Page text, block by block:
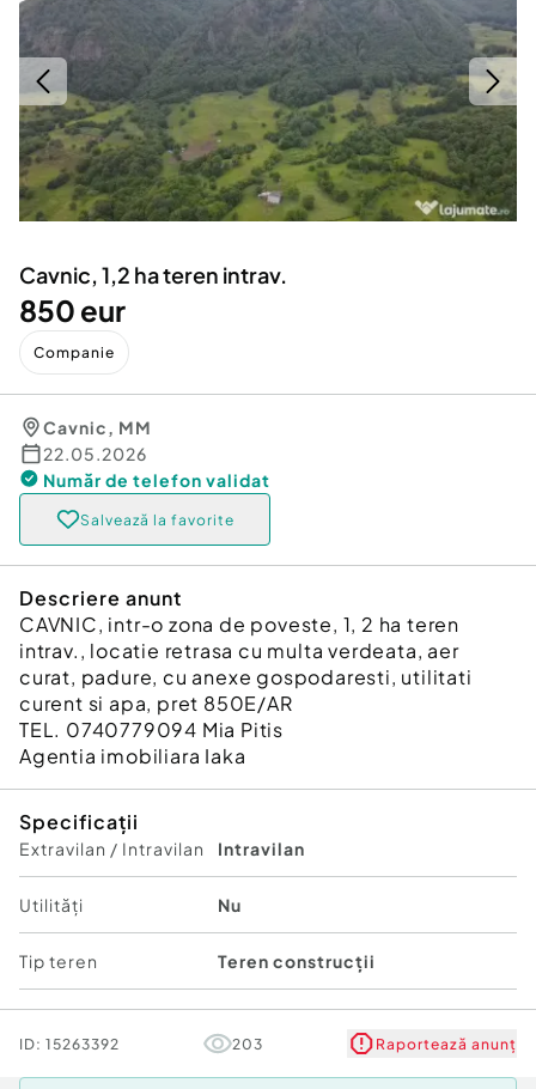
Servicii
Animale de companie
Afaceri și echipamente profesionale
Inchiriere Bunuri si Vehicule
Utilaje agricole si industriale
Piese auto si accesorii
Dacia Duster
Cavnic, 1,2 ha teren intrav.
850 eur
Companie
Cavnic, MM
22.05.2026
Număr de telefon validat
Salvează la favorite
Descriere anunt
CAVNIC, intr-o zona de poveste, 1, 2 ha teren
intrav., locatie retrasa cu multa verdeata, aer
curat, padure, cu anexe gospodaresti, utilitati
curent si apa, pret 850E/AR
TEL. 0740779094 Mia Pitis
Agentia imobiliara Iaka
Specificații
Extravilan / Intravilan Intravilan
Utilități Nu
Tip teren Teren construcții
ID: 15263392 203 Raportează anunț